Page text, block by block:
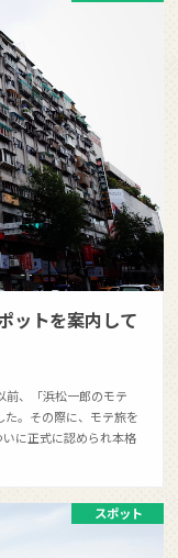
ットを案内して
前、「浜松一郎のモテ
。その際に、モテ旅を
に正式に認められ本格
スポット